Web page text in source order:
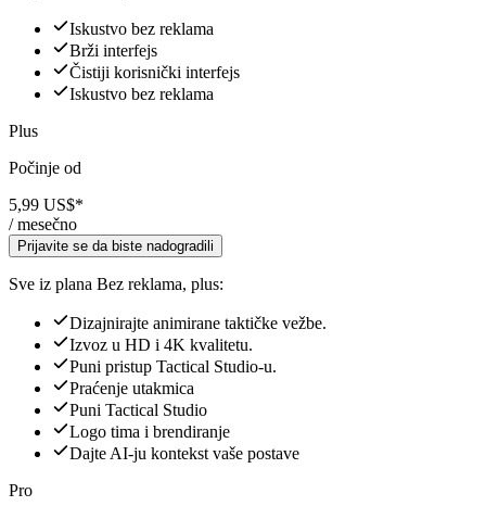
Iskustvo bez reklama
Brži interfejs
Čistiji korisnički interfejs
Iskustvo bez reklama
Plus
Počinje od
5,99 US$*
/ mesečno
Prijavite se da biste nadogradili
Sve iz plana Bez reklama, plus:
Dizajnirajte animirane taktičke vežbe.
Izvoz u HD i 4K kvalitetu.
Puni pristup Tactical Studio-u.
Praćenje utakmica
Puni Tactical Studio
Logo tima i brendiranje
Dajte AI-ju kontekst vaše postave
Pro